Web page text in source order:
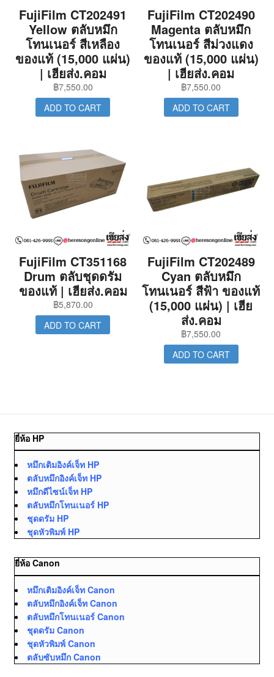
FujiFilm CT202491
Yellow ตลับหมึก
โทนเนอร์ สีเหลือง
ของแท้ (15,000 แผ่น)
| เฮียส่ง.คอม
฿7,550.00
ADD TO CART
FujiFilm CT202490
Magenta ตลับหมึก
โทนเนอร์ สีม่วงแดง
ของแท้ (15,000 แผ่น)
| เฮียส่ง.คอม
฿7,550.00
ADD TO CART
FujiFilm CT351168
Drum ตลับชุดดรัม
ของแท้ | เฮียส่ง.คอม
฿5,870.00
ADD TO CART
FujiFilm CT202489
Cyan ตลับหมึก
โทนเนอร์ สีฟ้า ของแท้
(15,000 แผ่น) | เฮีย
ส่ง.คอม
฿7,550.00
ADD TO CART
ยี่ห้อ HP
หมึกเติมอิงค์เจ็ท HP
ตลับหมึกอิงค์เจ็ท HP
หมึกดีไซน์เจ็ท HP
ตลับหมึกโทนเนอร์ HP
ชุดดรัม HP
ชุดหัวพิมพ์ HP
ยี่ห้อ Canon
หมึกเติมอิงค์เจ็ท Canon
ตลับหมึกอิงค์เจ็ท Canon
ตลับหมึกโทนเนอร์ Canon
ชุดดรัม Canon
ชุดหัวพิมพ์ Canon
ตลับซับหมึก Canon